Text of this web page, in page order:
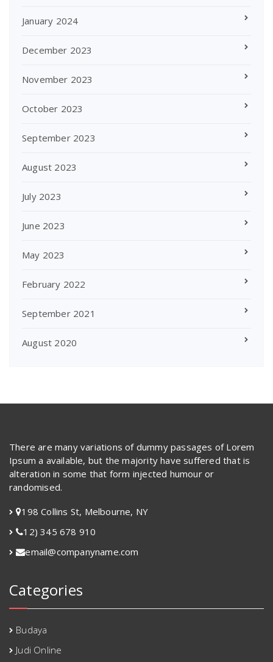
January 2024
December 2023
November 2023
October 2023
September 2023
August 2023
July 2023
June 2023
May 2023
February 2022
September 2021
August 2020
There are many variations of dummy passages of Lorem
Ipsum a available, but the majority have suffered that is
alteration in some that form injected humour or
randomised.
198 Collins St, Melbourne, NY
12) 345 678 910
email@companyname.com
Categories
Budaya
Judi Online